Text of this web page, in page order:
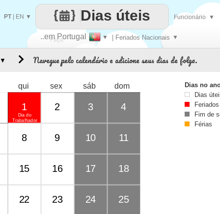
Faça
..em Portugal ▼ | Feriados Nacionais ▼
Dias úteis
PT| EN ▼ Funcionário ▼
Navegue pelo calendário e adicione seus dias de folga.
qui sex sáb dom
Dia do
Trabalhador
1 2 3 4
8 9 10 11
15 16 17 18
22 23 24 25
▼
Dias no
Dias
Feriados
Fim de
Férias